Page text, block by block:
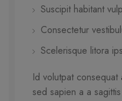
Suscipit habitant
Consectetur
Scelerisque litora
Id volutpat consequat
sed sapien a a